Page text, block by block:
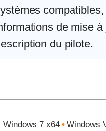
compatibles,
de mise à
du pilote.
Windows 7 x64 • Windows